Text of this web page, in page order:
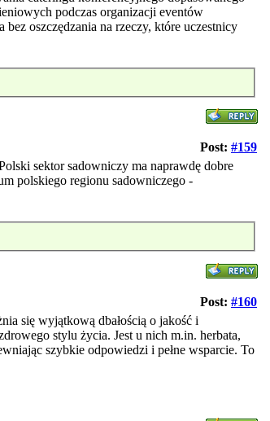
podczas organizacji eventów
oszczędzania na rzeczy, które uczestnicy
Post: #159
sektor sadowniczy ma naprawdę dobre
polskiego regionu sadowniczego -
Post: #160
się wyjątkową dbałością o jakość i
stylu życia. Jest u nich m.in. herbata,
szybkie odpowiedzi i pełne wsparcie. To